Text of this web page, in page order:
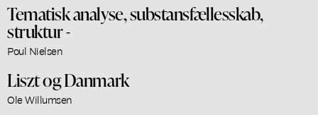
Tematisk analyse, substansfællesskab,
struktur -
Poul Nielsen
Liszt og Danmark
Ole Willumsen